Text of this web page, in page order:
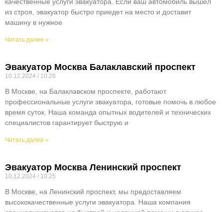
из строя, эвакуатор быстро приедет на место и доставит
машину в нужное
Читать далее »
Эвакуатор Москва Балаклавский проспект
10.12.2024 10:26
В Москве, на Балаклавском проспекте, работают
профессиональные услуги эвакуатора, готовые помочь в любое
время суток. Наша команда опытных водителей и технических
специалистов гарантирует быструю и
Читать далее »
Эвакуатор Москва Ленинский проспект
10.12.2024 10:25
В Москве, на Ленинский проспект, мы предоставляем
высококачественные услуги эвакуатора. Наша компания